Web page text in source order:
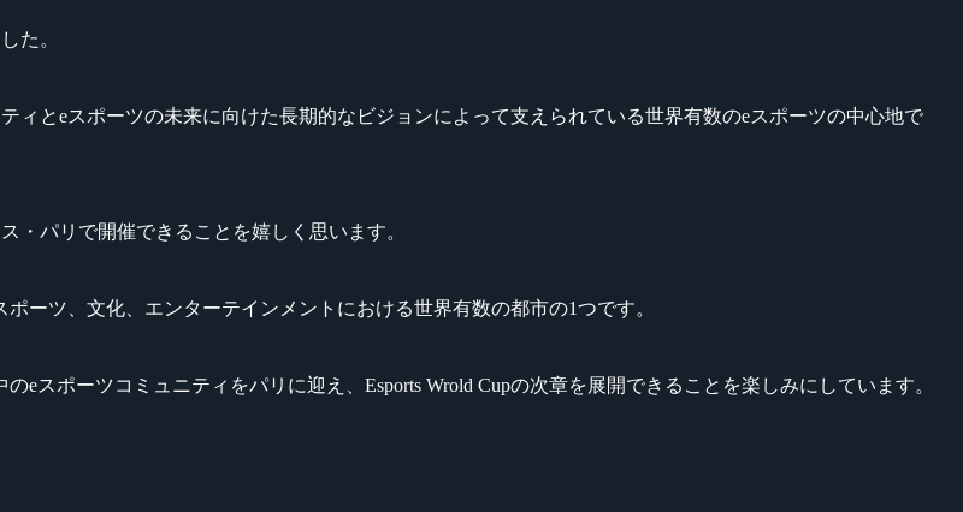
た。
ィとeスポーツの未来に向けた長期的なビジョンによって支えられている世界有数のeスポーツの中心地で
・パリで開催できることを嬉しく思います。
ーツ、文化、エンターテインメントにおける世界有数の都市の1つです。
スポーツコミュニティをパリに迎え、Esports Wrold Cupの次章を展開できることを楽しみにしています。